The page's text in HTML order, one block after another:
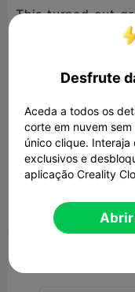
This turned out
Denunciar
Desfrute
Aceda a todos os
corte em nuvem
único clique.
exclusivos e
aplicação Creality
Abrir